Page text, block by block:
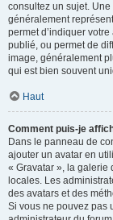
consultez un sujet.
généralement
permet d’indiquer
publié, ou permet de
image, généralement
qui est bien souvent
Haut
Comment puis-je
Dans le panneau de
ajouter un avatar en
« Gravatar », la galerie
locales. Les
des avatars et des
Si vous ne pouvez pas